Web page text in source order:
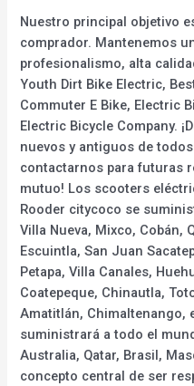
Nuestro principal objetivo
comprador. Mantenemos
profesionalismo, alta
Youth Dirt Bike Electric,
Commuter E Bike, Electric
Electric Bicycle Company.
nuevos y antiguos de
contactarnos para futuras
mutuo! Los scooters
Rooder citycoco se
Villa Nueva, Mixco, Cobán,
Escuintla, San Juan
Petapa, Villa Canales,
Coatepeque, Chinautla,
Amatitlán, Chimaltenango,
suministrará a todo el
Australia, Qatar, Brasil,
concepto central de ser